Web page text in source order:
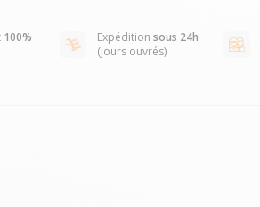
100%
Expédition sous 24h
(jours ouvrés)